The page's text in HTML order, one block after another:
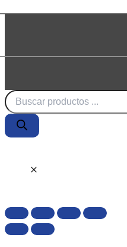
Búsqueda
de
productos